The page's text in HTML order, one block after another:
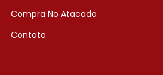
Compra No Atacado
Contato